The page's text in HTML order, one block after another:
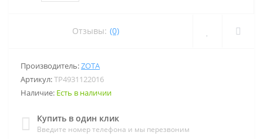
Отзывы: (0)
Производитель:ZOTA
Артикул:TP4931122016
Наличие: Есть в наличии
Купить в один клик
Введите номер телефона и мы перезвоним